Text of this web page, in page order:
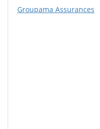
Groupama Assurances